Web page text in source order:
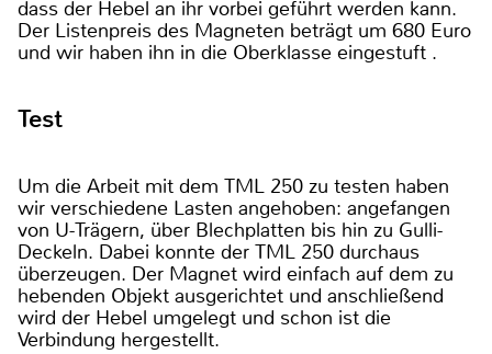
dass der Hebel an ihr vorbei geführt werden kann.
Der Listenpreis des Magneten beträgt um 680 Euro
und wir haben ihn in die Oberklasse eingestuft .
Test
Um die Arbeit mit dem TML 250 zu testen haben
wir verschiedene Lasten angehoben: angefangen
von U-Trägern, über Blechplatten bis hin zu Gulli-
Deckeln. Dabei konnte der TML 250 durchaus
überzeugen. Der Magnet wird einfach auf dem zu
hebenden Objekt ausgerichtet und anschließend
wird der Hebel umgelegt und schon ist die
Verbindung hergestellt.